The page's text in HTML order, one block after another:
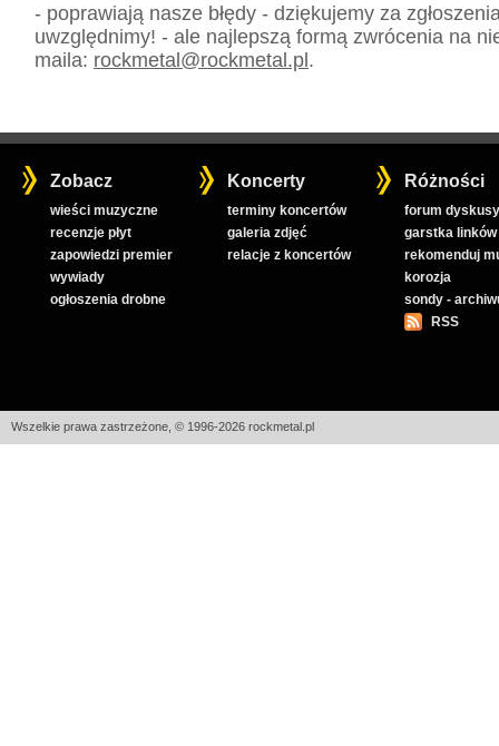
- poprawiają nasze błędy - dziękujemy za
uwzględnimy! - ale najlepszą formą zwrócenia na
maila: rockmetal@rockmetal.pl.
Zobacz
wieści muzyczne
recenzje płyt
zapowiedzi premier
wywiady
ogłoszenia drobne
Koncerty
terminy koncertów
galeria zdjęć
relacje z koncertów
Różności
forum
garstka linków
rekomenduj
korozja
sondy -
RSS
Wszelkie prawa zastrzeżone, © 1996-2026 rockmetal.pl